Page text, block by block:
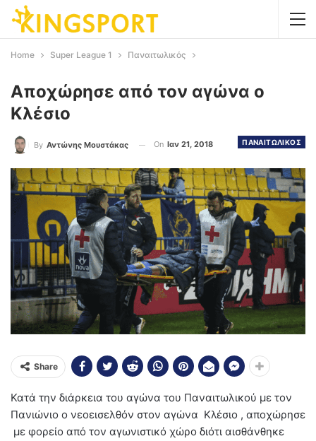
Home Super League 1 Παναιτωλικός
Αποχώρησε από τον αγώνα ο
Κλέσιο
ΠΑΝΑΙΤΩΛΙΚΟΣ
By Αντώνης Μουστάκας On Ιαν 21, 2018
Share
Κατά την διάρκεια του αγώνα του Παναιτωλικού με τον
Πανιώνιο ο νεοεισελθόν στον αγώνα Κλέσιο , αποχώρησε
με φορείο από τον αγωνιστικό χώρο διότι αισθάνθηκε